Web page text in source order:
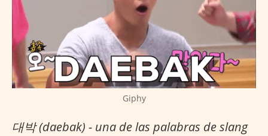
Giphy
대박 (daebak) - una de las palabras de slang